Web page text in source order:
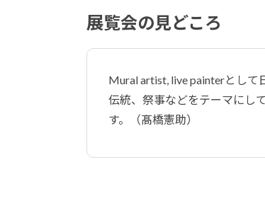
展覧会の見どころ
Mural artist, live painterとして
伝統、祭事などをテーマにし
す。（髙橋憲助）